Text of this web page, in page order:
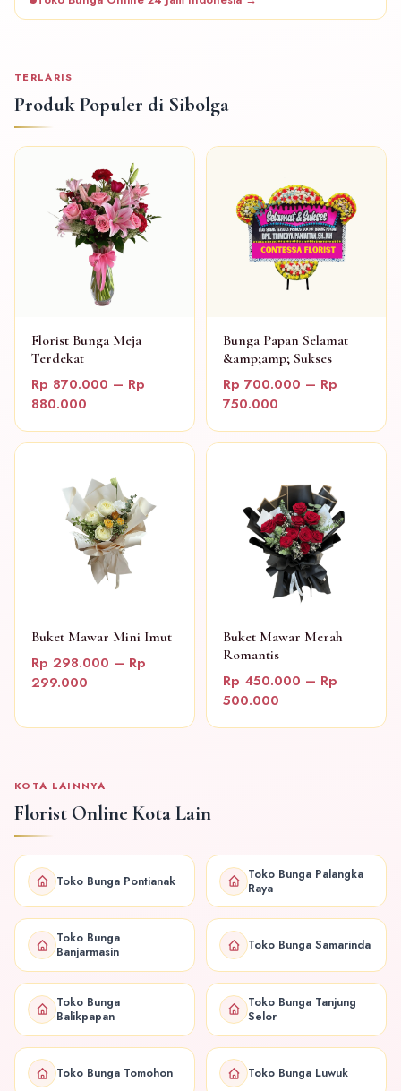
TERLARIS
Produk Populer di Sibolga
Florist Bunga Meja
Terdekat
Rp 870.000 – Rp
880.000
Bunga Papan Selamat
&amp;amp; Sukses
Rp 700.000 – Rp
750.000
Buket Mawar Mini Imut
Rp 298.000 – Rp
299.000
Buket Mawar Merah
Romantis
Rp 450.000 – Rp
500.000
KOTA LAINNYA
Florist Online Kota Lain
Toko Bunga Pontianak
Toko Bunga Palangka
Raya
Toko Bunga
Banjarmasin
Toko Bunga Samarinda
Toko Bunga
Balikpapan
Toko Bunga Tanjung
Selor
Toko Bunga Tomohon Toko Bunga Luwuk